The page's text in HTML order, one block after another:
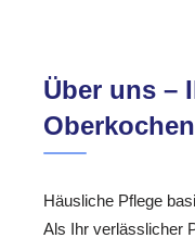
Über uns –
Oberkochen
Häusliche Pflege
Als Ihr verlässlicher